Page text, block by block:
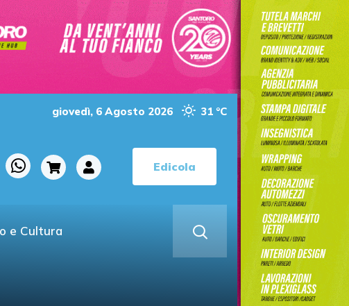
giovedì, 6 Agosto 2026 31 °C
Edicola
e Cultura